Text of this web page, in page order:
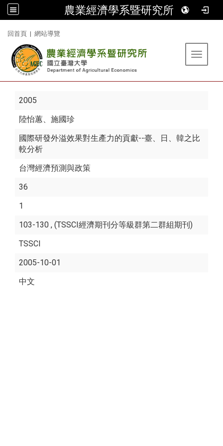
農業經濟學系暨研究所
回首頁 | 網站導覽
Toggle
2005
陸怡蕙、施國珍
國際研發外溢效果對生產力的貢獻--臺、日、韓之比
較分析
台灣經濟預測與政策
36
1
103-130 , (TSSCI經濟期刊分等級群第二群組期刊)
TSSCI
2005-10-01
中文